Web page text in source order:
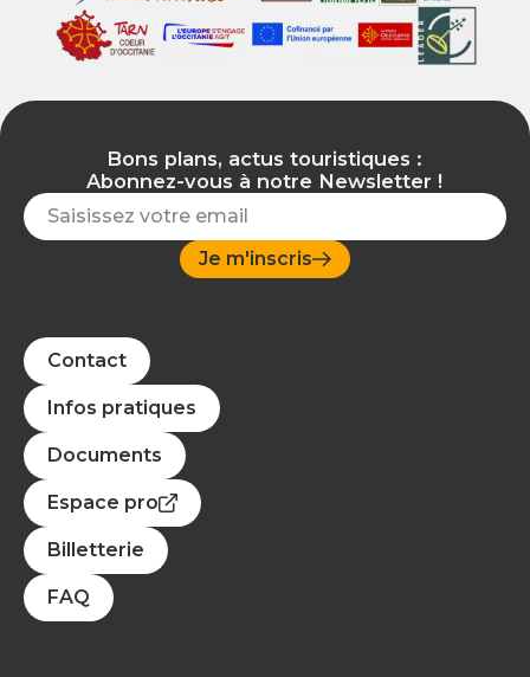
Bons plans, actus touristiques :
Abonnez-vous à notre Newsletter !
Je m'inscris
Contact
Infos pratiques
Documents
Espace pro
Billetterie
FAQ